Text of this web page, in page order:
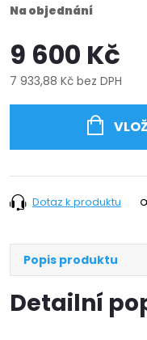
Na objednání
9 600 Kč
7 933,88 Kč bez DPH
Dotaz k produktu
Popis produktu
Detailní